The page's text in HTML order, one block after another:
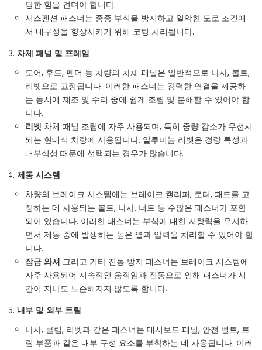
당한 힘을 견뎌야 합니다.
서스펜션 패스너는 종종 부식을 방지하고 열악한 도로 조건에
서 내구성을 향상시키기 위해 코팅 처리됩니다.
차체 패널 및 프레임
도어, 후드, 펜더 등 차량의 차체 패널은 일반적으로 나사, 볼트,
리벳으로 고정됩니다. 이러한 패스너는 강력한 연결을 제공하
는 동시에 제조 및 수리 중에 쉽게 조립 및 분해할 수 있어야 합
니다.
리벳 차체 패널 조립에 자주 사용되며, 특히 중량 감소가 우선시
되는 현대식 차량에 사용됩니다. 알루미늄 리벳은 경량 특성과
내부식성 때문에 선택되는 경우가 많습니다.
제동 시스템
차량의 브레이크 시스템에는 브레이크 캘리퍼, 로터, 패드를 고
정하는 데 사용되는 볼트, 나사, 너트 등 수많은 패스너가 포함
되어 있습니다. 이러한 패스너는 부식에 대한 저항력을 유지하
면서 제동 중에 발생하는 높은 열과 압력을 처리할 수 있어야 합
니다.
잠금 와셔 그리고 기타 진동 방지 패스너는 브레이크 시스템에
자주 사용되어 지속적인 움직임과 진동으로 인해 패스너가 시
간이 지나도 느슨해지지 않도록 합니다.
내부 및 외부 트림
나사, 클립, 리벳과 같은 패스너는 대시보드 패널, 안전 벨트, 트
림 부품과 같은 내부 구성 요소를 부착하는 데 사용됩니다. 이러